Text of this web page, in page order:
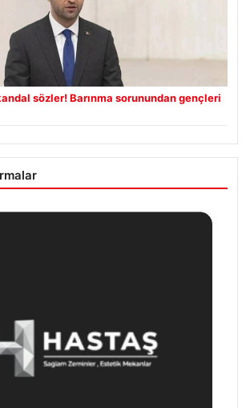
sözler! Barınma sorunundan gençleri